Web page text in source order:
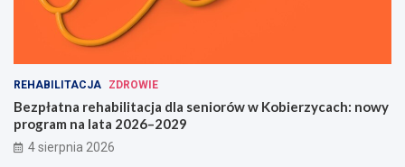
REHABILITACJA ZDROWIE
Bezpłatna rehabilitacja dla seniorów w Kobierzycach: nowy
program na lata 2026–2029
4 sierpnia 2026